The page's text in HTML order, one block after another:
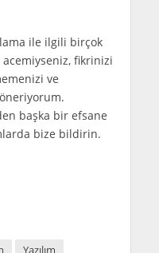
ile ilgili birçok
fikrinizi
ve
başka bir efsane
bize bildirin.
Yazılım